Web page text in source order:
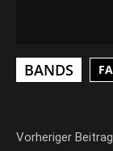
BANDS
Vorheriger Beitrag